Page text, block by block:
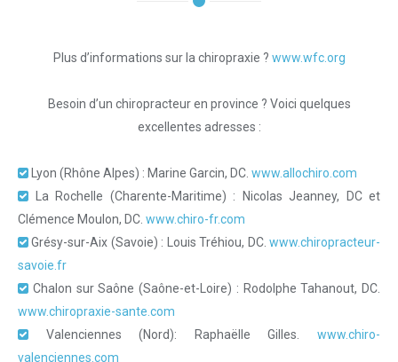
Plus d’informations sur la chiropraxie ? www.wfc.org
Besoin d’un chiropracteur en province ? Voici quelques
excellentes adresses :
Lyon (Rhône Alpes) : Marine Garcin, DC. www.allochiro.com
La Rochelle (Charente-Maritime) : Nicolas Jeanney, DC et
Clémence Moulon, DC. www.chiro-fr.com
Grésy-sur-Aix (Savoie) : Louis Tréhiou, DC. www.chiropracteur-
savoie.fr
Chalon sur Saône (Saône-et-Loire) : Rodolphe Tahanout, DC.
www.chiropraxie-sante.com
Valenciennes (Nord): Raphaëlle Gilles. www.chiro-
valenciennes.com